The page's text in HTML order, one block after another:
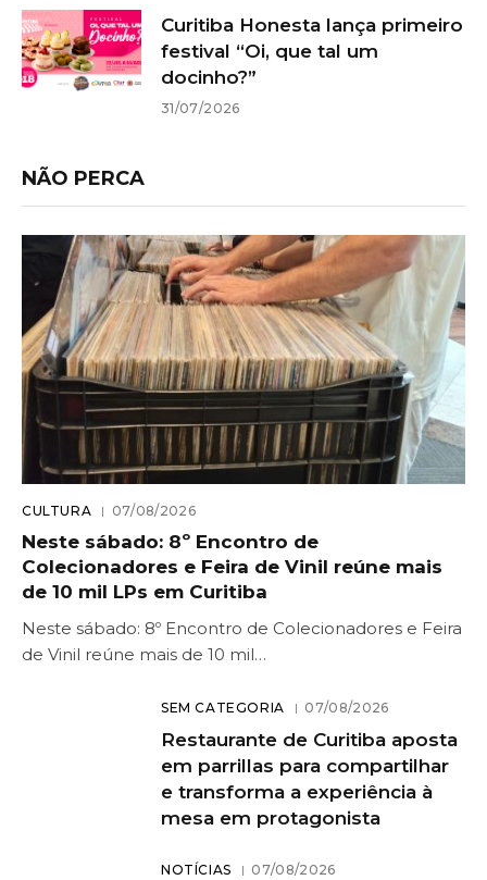
Curitiba Honesta lança primeiro
festival “Oi, que tal um
docinho?”
31/07/2026
NÃO PERCA
CULTURA 07/08/2026
Neste sábado: 8º Encontro de
Colecionadores e Feira de Vinil reúne mais
de 10 mil LPs em Curitiba
Neste sábado: 8º Encontro de Colecionadores e Feira
de Vinil reúne mais de 10 mil…
SEM CATEGORIA 07/08/2026
Restaurante de Curitiba aposta
em parrillas para compartilhar
e transforma a experiência à
mesa em protagonista
NOTÍCIAS 07/08/2026